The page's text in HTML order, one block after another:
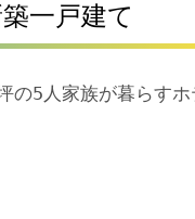
一戸建て
の5人家族が暮らすホ